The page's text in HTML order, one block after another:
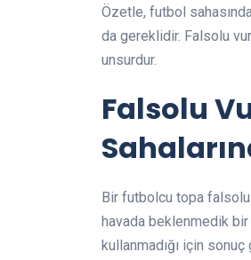
Özetle, futbol
da gereklidir. Falsolu
unsurdur.
Falsolu
Bir futbolcu topa falsolu
havada beklenmedik
kullanmadığı için